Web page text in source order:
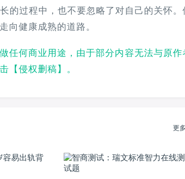
的过程中，也不要忽略了对自己的关怀。
向健康成熟的道路。
任何商业用途，由于部分内容无法与原作
【 侵权删稿 】。
更多